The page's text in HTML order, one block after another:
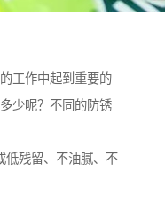
工作中起到重要的
少呢？不同的防锈
低残留、不油腻、不